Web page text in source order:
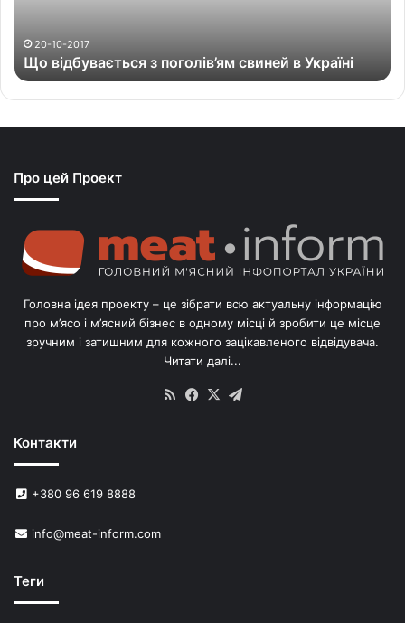
т
ь
п
о
е
й
У
р
ї
20-10-2017
Що відбувається з поголів’ям свиней в Україні
Про цей Проект
Головна ідея проекту – це зібрати всю актуальну інформацію
про м’ясо і м’ясний бізнес в одному місці й зробити це місце
зручним і затишним для кожного зацікавленого відвідувача.
Читати далі...
RSS Facebook
X
Контакти
+380 96 619 8888
info@meat-inform.com
Теги